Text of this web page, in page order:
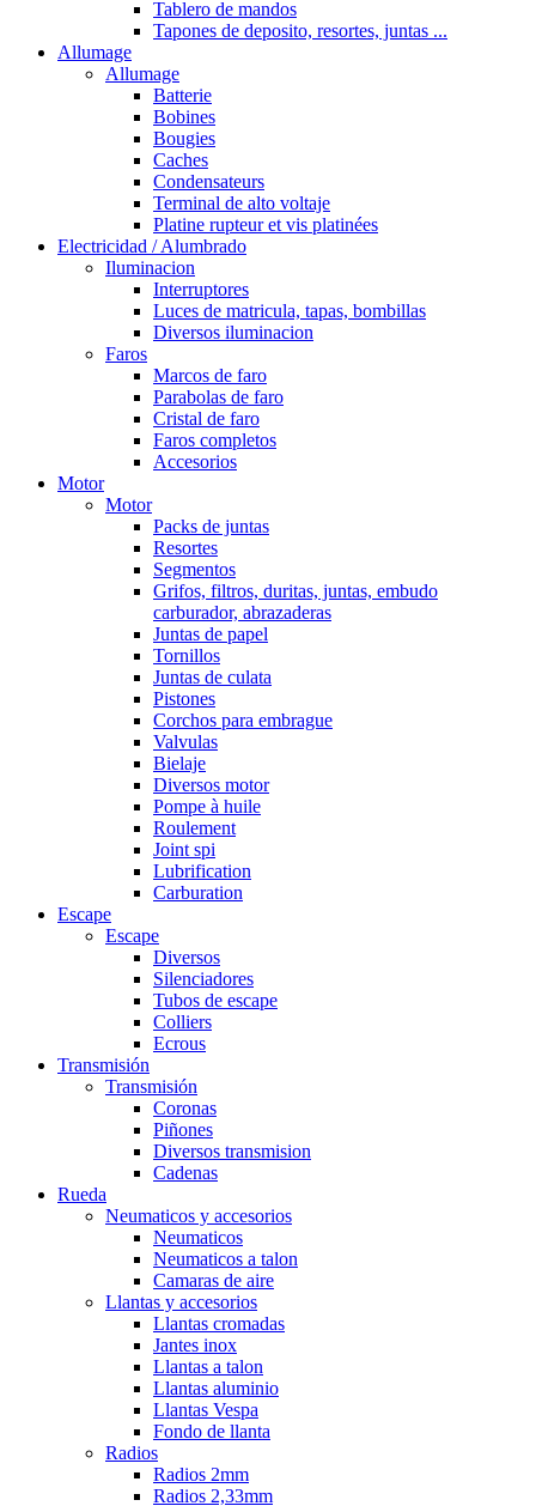
Tablero de mandos
Tapones de deposito, resortes, juntas ...
Allumage
Allumage
Batterie
Bobines
Bougies
Caches
Condensateurs
Terminal de alto voltaje
Platine rupteur et vis platinées
Electricidad / Alumbrado
Iluminacion
Interruptores
Luces de matricula, tapas, bombillas
Diversos iluminacion
Faros
Marcos de faro
Parabolas de faro
Cristal de faro
Faros completos
Accesorios
Motor
Motor
Packs de juntas
Resortes
Segmentos
Grifos, filtros, duritas, juntas, embudo
carburador, abrazaderas
Juntas de papel
Tornillos
Juntas de culata
Pistones
Corchos para embrague
Valvulas
Bielaje
Diversos motor
Pompe à huile
Roulement
Joint spi
Lubrification
Carburation
Escape
Escape
Diversos
Silenciadores
Tubos de escape
Colliers
Ecrous
Transmisión
Transmisión
Coronas
Piñones
Diversos transmision
Cadenas
Rueda
Neumaticos y accesorios
Neumaticos
Neumaticos a talon
Camaras de aire
Llantas y accesorios
Llantas cromadas
Jantes inox
Llantas a talon
Llantas aluminio
Llantas Vespa
Fondo de llanta
Radios
Radios 2mm
Radios 2,33mm